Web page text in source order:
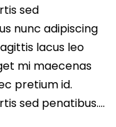
sed
nunc adipiscing
lacus leo
mi maecenas
pretium id.
sed penatibus….